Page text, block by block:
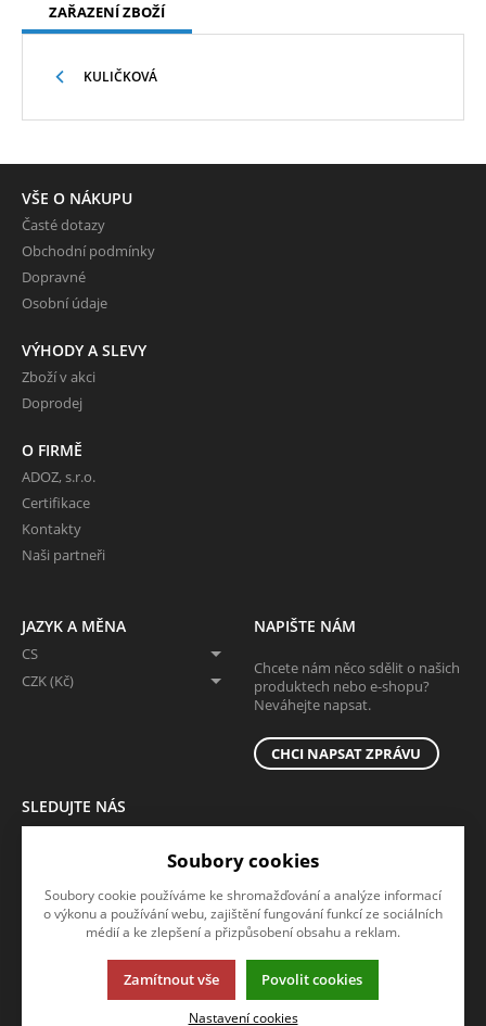
ZAŘAZENÍ ZBOŽÍ
KULIČKOVÁ
VŠE O NÁKUPU
Časté dotazy
Obchodní podmínky
Dopravné
Osobní údaje
VÝHODY A SLEVY
Zboží v akci
Doprodej
O FIRMĚ
ADOZ, s.r.o.
Certifikace
Kontakty
Naši partneři
JAZYK A MĚNA
CS
CZK (Kč)
NAPIŠTE NÁM
Chcete nám něco sdělit o našich
produktech nebo e-shopu?
Neváhejte napsat.
CHCI NAPSAT ZPRÁVU
SLEDUJTE NÁS
Tato stránka používá soubory cookies. Klikněte pro více informací.
Soubory cookies
Soubory cookie používáme ke shromažďování a analýze informací
o výkonu a používání webu, zajištění fungování funkcí ze sociálních
médií a ke zlepšení a přizpůsobení obsahu a reklam.
Zamítnout vše Povolit cookies
Nastavení cookies